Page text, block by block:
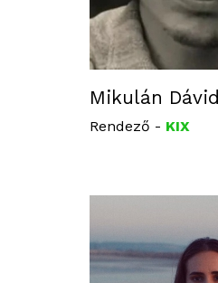
Mikulán Dávid
Rendező - KIX